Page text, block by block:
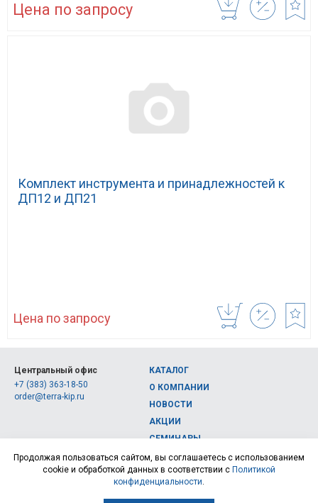
Цена по запросу
Комплект инструмента и принадлежностей к
ДП12 и ДП21
Цена по запросу
Центральный офис
+7 (383) 363-18-50
order@terra-kip.ru
КАТАЛОГ
О КОМПАНИИ
НОВОСТИ
АКЦИИ
СЕМИНАРЫ
КОНТАКТЫ
© 2026, Интернет-магазин измерительных приборов Терра Импэкс
Продолжая пользоваться сайтом, вы соглашаетесь с использованием
cookie и обработкой данных в соответствии с Политикой
конфиденциальности.